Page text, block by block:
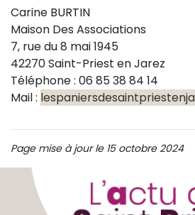
Carine BURTIN
Maison Des Associations
7, rue du 8 mai 1945
42270 Saint-Priest en Jarez
Téléphone : 06 85 38 84 14
Mail :
Page mise à jour le 15 octobre 2024